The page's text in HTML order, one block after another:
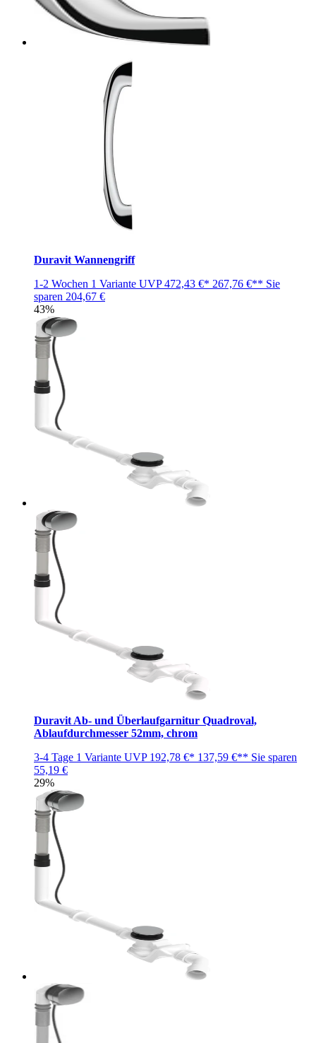
Duravit Wannengriff
1-2 Wochen 1 Variante UVP472,43 €* 267,76 €** Sie
sparen 204,67 €
43%
Duravit Ab- und Überlaufgarnitur Quadroval,
Ablaufdurchmesser 52mm, chrom
3-4 Tage 1 Variante UVP 192,78 €* 137,59 €** Sie sparen
55,19 €
29%